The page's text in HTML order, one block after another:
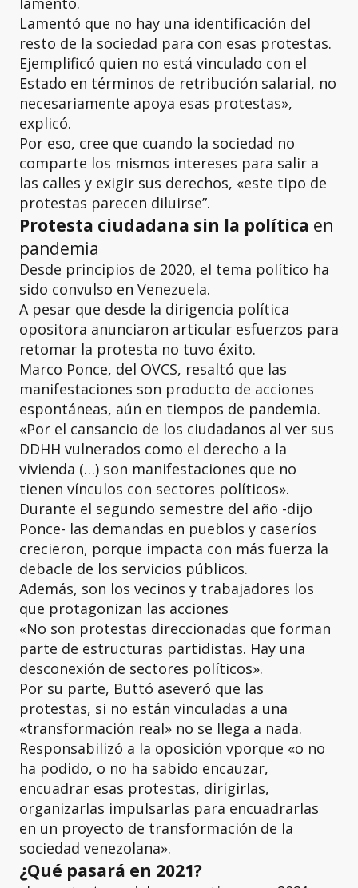
Lamentó que no hay una identificación del
resto de la sociedad para con esas protestas.
Ejemplificó quien no está vinculado con el
Estado en términos de retribución salarial, no
necesariamente apoya esas protestas»,
explicó.
Por eso, cree que cuando la sociedad no
comparte los mismos intereses para salir a
las calles y exigir sus derechos, «este tipo de
protestas parecen diluirse”.
Protesta ciudadana sin la política en
pandemia
Desde principios de 2020, el tema político ha
sido convulso en Venezuela.
A pesar que desde la dirigencia política
opositora anunciaron articular esfuerzos para
retomar la protesta no tuvo éxito.
Marco Ponce, del OVCS, resaltó que las
manifestaciones son producto de acciones
espontáneas, aún en tiempos de pandemia.
«Por el cansancio de los ciudadanos al ver sus
DDHH vulnerados como el derecho a la
vivienda (…) son manifestaciones que no
tienen vínculos con sectores políticos».
Durante el segundo semestre del año -dijo
Ponce- las demandas en pueblos y caseríos
crecieron, porque impacta con más fuerza la
debacle de los servicios públicos.
Además, son los vecinos y trabajadores los
que protagonizan las acciones
«No son protestas direccionadas que forman
parte de estructuras partidistas. Hay una
desconexión de sectores políticos».
Por su parte, Buttó aseveró que las
protestas, si no están vinculadas a una
«transformación real» no se llega a nada.
Responsabilizó a la oposición vporque «o no
ha podido, o no ha sabido encauzar,
encuadrar esas protestas, dirigirlas,
organizarlas impulsarlas para encuadrarlas
en un proyecto de transformación de la
sociedad venezolana».
¿Qué pasará en 2021?